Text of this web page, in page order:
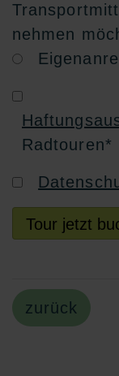
nehmen
Radtouren*
Tour jetzt
zurück